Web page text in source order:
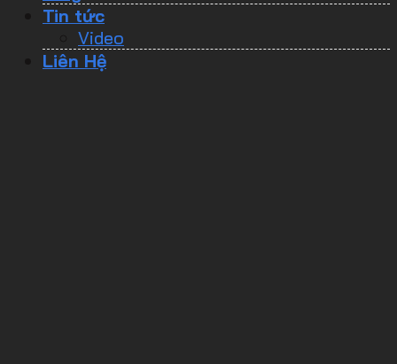
Tin tức
Video
Liên Hệ